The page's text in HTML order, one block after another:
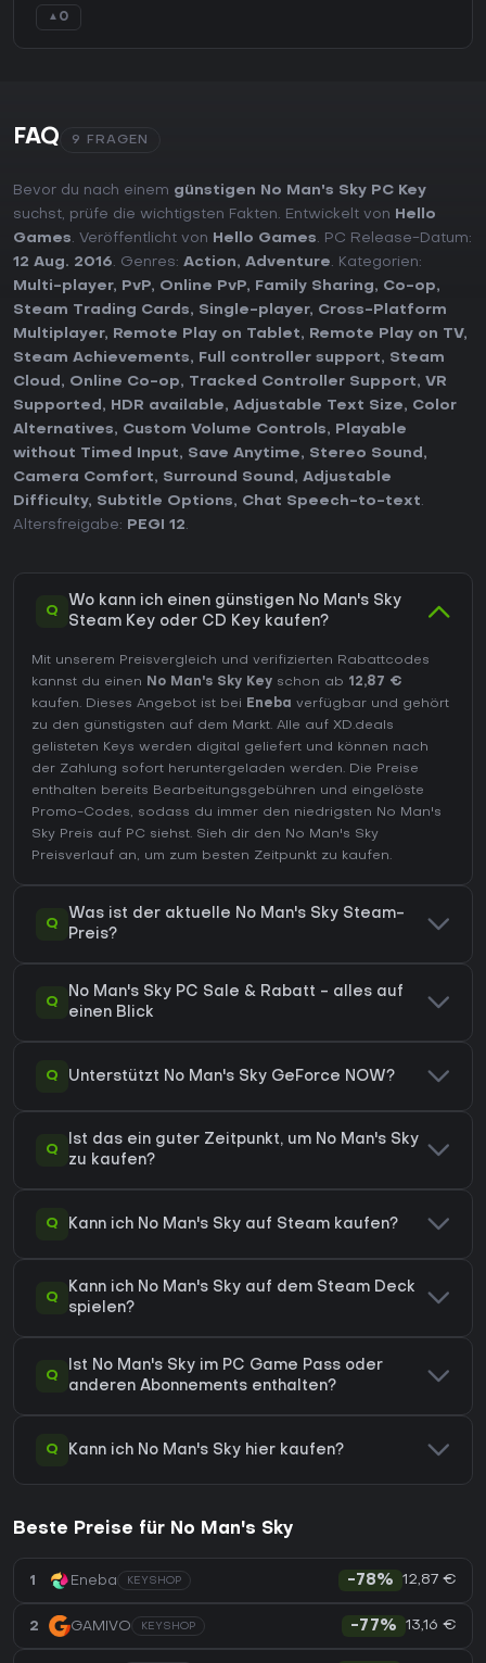
▲ 0
FAQ 9 FRAGEN
Bevor du nach einem günstigen No Man's Sky PC Key
suchst, prüfe die wichtigsten Fakten. Entwickelt von
Hello
Games. Veröffentlicht von Hello Games. PC Release-Datum:
12 Aug. 2016. Genres: Action, Adventure. Kategorien:
Multi-player, PvP, Online PvP, Family Sharing, Co-op,
Steam Trading Cards, Single-player, Cross-Platform
Multiplayer, Remote Play on Tablet, Remote Play on TV,
Steam Achievements, Full controller support, Steam
Cloud , Online Co-op, Tracked Controller Support, VR
Supported , HDR available, Adjustable Text Size, Color
Alternatives, Custom Volume Controls,
Playable
without Timed Input, Save Anytime, Stereo Sound ,
Camera Comfort, Surround Sound , Adjustable
Difficulty, Subtitle Options, Chat Speech-to-text.
Altersfreigabe:
PEGI 12.
Q
Wo kann ich einen günstigen No Man's Sky
Steam Key oder CD Key kaufen?
Mit unserem Preisvergleich und verifizierten Rabattcodes
kannst du einen No Man's Sky Key schon ab 12,87 €
kaufen. Dieses Angebot ist bei Eneba verfügbar und gehört
zu den günstigsten auf dem Markt. Alle auf XD.deals
gelisteten Keys werden digital geliefert und können nach
der Zahlung sofort heruntergeladen werden. Die Preise
enthalten bereits Bearbeitungsgebühren und eingelöste
Promo-Codes, sodass du immer den niedrigsten No Man's
Sky Preis auf PC siehst. Sieh dir den No Man's Sky
Preisverlauf an, um zum besten Zeitpunkt zu kaufen.
Q
Was ist der aktuelle No Man's Sky Steam-
Preis?
Q
No Man's Sky PC Sale & Rabatt - alles auf
einen Blick
Q Unterstützt No Man's Sky GeForce NOW?
Q
Ist das ein guter Zeitpunkt, um No Man's Sky
zu kaufen?
Q Kann ich No Man's Sky auf Steam kaufen?
Q
Kann ich No Man's Sky auf dem Steam Deck
spielen?
Q
Ist No Man's Sky im PC Game Pass oder
anderen Abonnements enthalten?
Q Kann ich No Man's Sky hier kaufen?
Beste Preise für No Man's Sky
1 Eneba KEYSHOP -78% 12,87 €
2 GAMIVO KEYSHOP -77% 13,16 €